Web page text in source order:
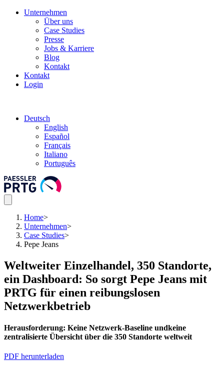
Unternehmen
Über uns
Case Studies
Presse
Jobs & Karriere
Blog
Kontakt
Kontakt
Login
Deutsch
English
Español
Français
Italiano
Português
Home>
Unternehmen>
Case Studies>
Pepe Jeans
Weltweiter Einzelhandel, 350 Standorte,
ein Dashboard: So sorgt Pepe Jeans mit
PRTG für einen reibungslosen
Netzwerkbetrieb
Herausforderung: Keine Netzwerk-Baseline undkeine
zentralisierte Übersicht über die 350 Standorte weltweit
PDF herunterladen